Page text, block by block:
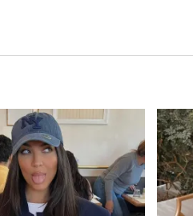
Ce produit a plusieurs variations. Les options peuvent être choisies sur la page du produit